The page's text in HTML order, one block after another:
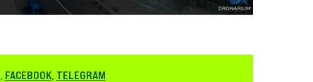
, FACEBOOK, TELEGRAM